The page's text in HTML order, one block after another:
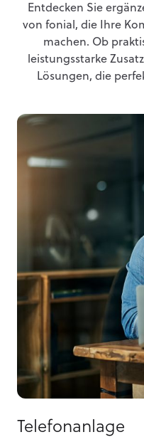
Entdecken Sie
von fonial, die Ihre
machen. Ob
leistungsstarke
Lösungen, die
Telefonanlage